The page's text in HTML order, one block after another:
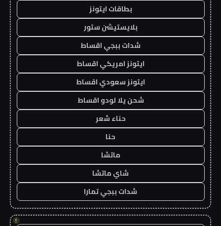
بطاقات ايتونز
بلايستيشن ستور
شدات ببجي اقساط
ايتونز امريكي اقساط
ايتونز سعودي اقساط
شحن يلا لودو اقساط
حناء شعر
حنا
ماتشا
شاي ماتشا
شدات ببجي تمارا
!